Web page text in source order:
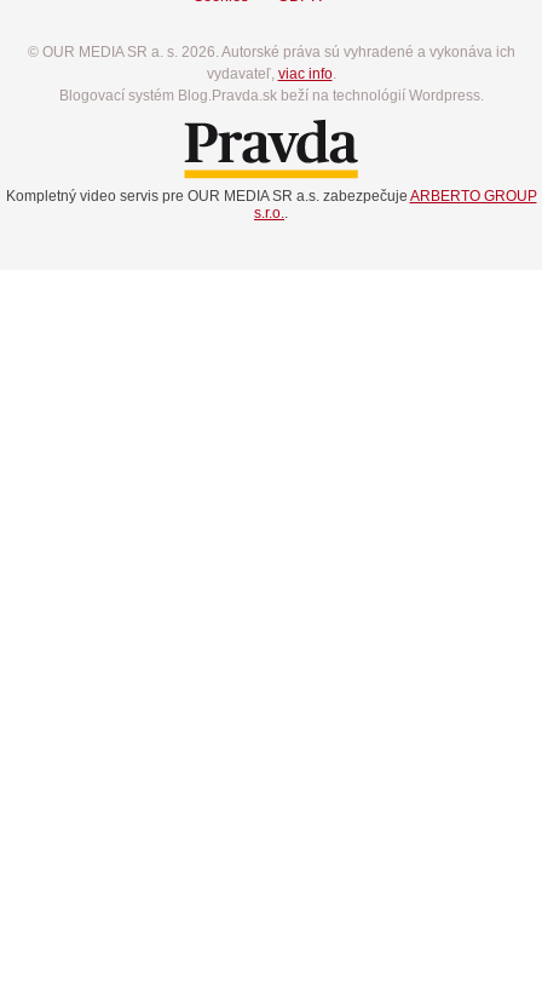
© OUR MEDIA SR a. s. 2026. Autorské práva sú vyhradené a vykonáva ich
vydavateľ, viac info.
Blogovací systém Blog.Pravda.sk beží na technológií Wordpress.
Kompletný video servis pre OUR MEDIA SR a.s. zabezpečuje ARBERTO GROUP
s.r.o.